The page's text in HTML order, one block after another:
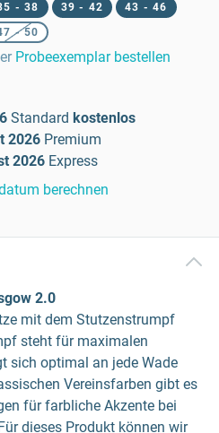
- 38 39 - 42
43 - 46
- 50
Probeexemplar bestellen
Standard kostenlos
2026 Premium
2026 Express
berechnen
2.0
mit dem Stutzenstrumpf
steht für maximalen
sich optimal an jede Wade
Vereinsfarben gibt es
für farbliche Akzente bei
dieses Produkt können wir